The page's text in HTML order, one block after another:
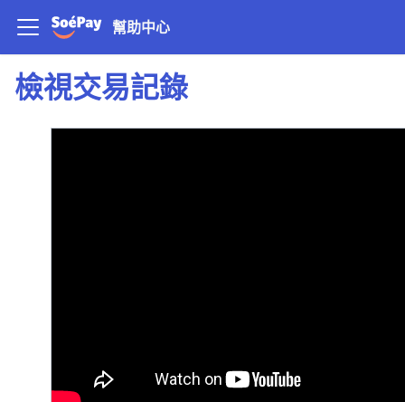
幫助中心
檢視交易記錄